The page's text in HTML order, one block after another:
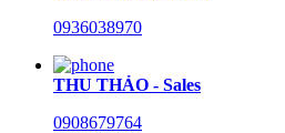
0936038970
THU THẢO - Sales
0908679764